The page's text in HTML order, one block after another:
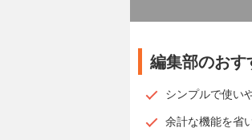
編集部のおす
シンプルで使い
余計な機能を省